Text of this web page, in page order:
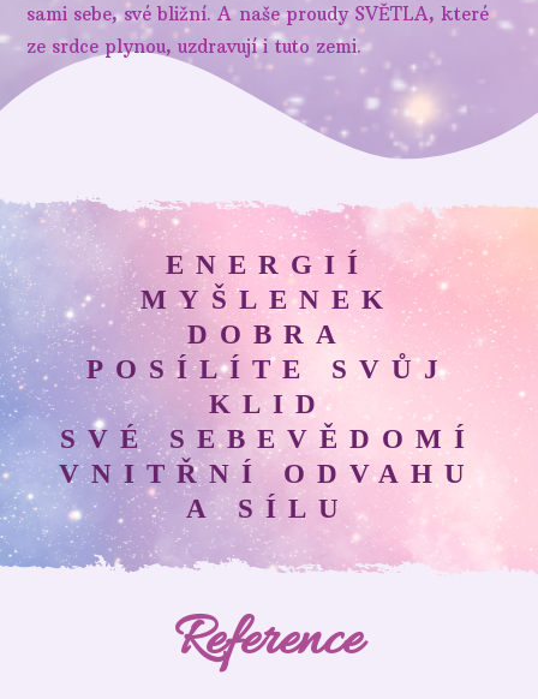
sami sebe, své bližní. A naše proudy SVĚTLA, které
ze srdce plynou, uzdravují i tuto zemi.
ENERGIÍ
MYŠLENEK
DOBRA
POSÍLÍTE SVŮJ
KLID
SVÉ SEBEVĚDOMÍ
VNITŘNÍ ODVAHU
A SÍLU
Reference